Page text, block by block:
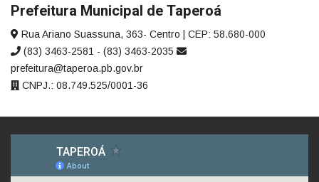
Prefeitura Municipal de Taperoá
Rua Ariano Suassuna, 363- Centro | CEP: 58.680-000
(83) 3463-2581 - (83) 3463-2035
prefeitura@taperoa.pb.gov.br
CNPJ.: 08.749.525/0001-36